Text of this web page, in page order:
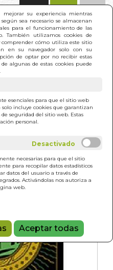
su experiencia mientras
sea necesario se almacenan
para el funcionamiento de las
También utilizamos cookies de
comprender cómo utiliza este sitio
en su navegador solo con su
de optar por no recibir estas
algunas de estas cookies puede
esenciales para que el sitio web
incluye cookies que garantizan
seguridad del sitio web. Estas
personal.
necesarias para que el sitio
para recopilar datos estadísticos
datos del usuario a través de
Activándolas nos autoriza a
web.
Aceptar todas